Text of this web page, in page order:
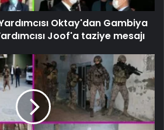
Oktay'dan Gambiya
Joof'a taziye mesajı